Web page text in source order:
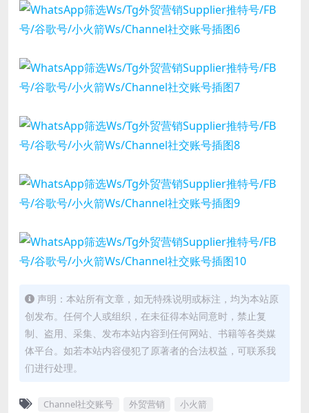
声明：本站所有文章，如无特殊说明或标注，均为本站原
创发布。任何个人或组织，在未征得本站同意时，禁止复
制、盗用、采集、发布本站内容到任何网站、书籍等各类媒
体平台。如若本站内容侵犯了原著者的合法权益，可联系我
们进行处理。
Channel社交账号 外贸营销 小火箭